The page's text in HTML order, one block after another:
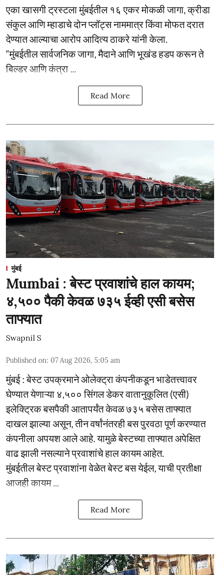
एका खासगी ट्रस्टला मुंबईतील १६ एकर मोकळी जागा, क्रीडा
संकुल आणि म्हाडाचे दोन प्लॉट्स नाममात्र किंवा मोफत दरात
देण्यात आल्याचा आरोप आदित्य ठाकरे यांनी केला.
“मुंबईतील सार्वजनिक जागा, मैदाने आणि भूखंड हडप करून ते
बिल्डर आणि कंत्रा ...
Read More
मुंबई
Mumbai : बेस्ट प्रवाशांचे हाल कायम;
४,५०० पैकी केवळ ७३५ ईव्ही एसी बसेस
ताफ्यात
Swapnil S
Published on: 07 Aug 2026, 5:05 am
मुंबई : बेस्ट उपक्रमाने ओलेक्ट्रा कंपनीकडून भाडेतत्त्वावर
घेण्यात येणाऱ्या ४,५०० सिंगल डेकर वातानुकूलित (एसी)
इलेक्ट्रिक बसपैकी आतापर्यंत केवळ ७३५ बसेस ताफ्यात
दाखल झाल्या असून, तीन वर्षांनंतरही बस पुरवठा पूर्ण करण्यात
कंपनीला अपयश आले आहे. यामुळे बेस्टच्या ताफ्यात अपेक्षित
वाढ झाली नसल्याने प्रवाशांचे हाल कायम आहेत.
मुंबईतील बेस्ट प्रवाशांना वेळेत बेस्ट बस येईल, याची प्रतीक्षा
आजही कायम ...
Read More